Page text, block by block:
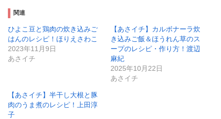
関連
ひよこ豆と鶏肉の炊き込みご
はんのレシピ！ほりえさわこ
2023年11月9日
あさイチ
【あさイチ】カルボナーラ炊
き込みご飯＆ほうれん草のス
ープのレシピ・作り方！渡辺
麻紀
2025年10月22日
あさイチ
【あさイチ】半干し大根と豚
肉のうま煮のレシピ！上田淳
子